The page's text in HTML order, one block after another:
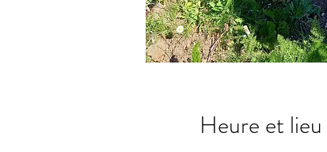
Heure et lieu